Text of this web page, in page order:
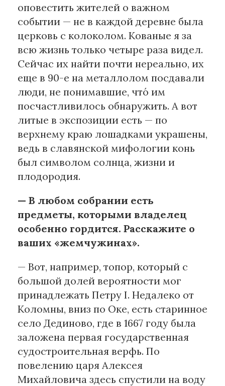
оповестить жителей о важном
событии — не в каждой деревне была
церковь с колоколом. Кованые я за
всю жизнь только четыре раза видел.
Сейчас их найти почти нереально, их
еще в 90-е на металлолом посдавали
люди, не понимавшие, что́ им
посчастливилось обнаружить. А вот
литые в экспозиции есть — по
верхнему краю лошадками украшены,
ведь в славянской мифологии конь
был символом солнца, жизни и
плодородия.
— В любом собрании есть
предметы, которыми владелец
особенно гордится. Расскажите о
ваших «жемчужинах».
— Вот, например, топор, который с
большой долей вероятности мог
принадлежать Петру I. Недалеко от
Коломны, вниз по Оке, есть старинное
село Дединово, где в 1667 году была
заложена первая государственная
судостроительная верфь. По
повелению царя Алексея
Михайловича здесь спустили на воду